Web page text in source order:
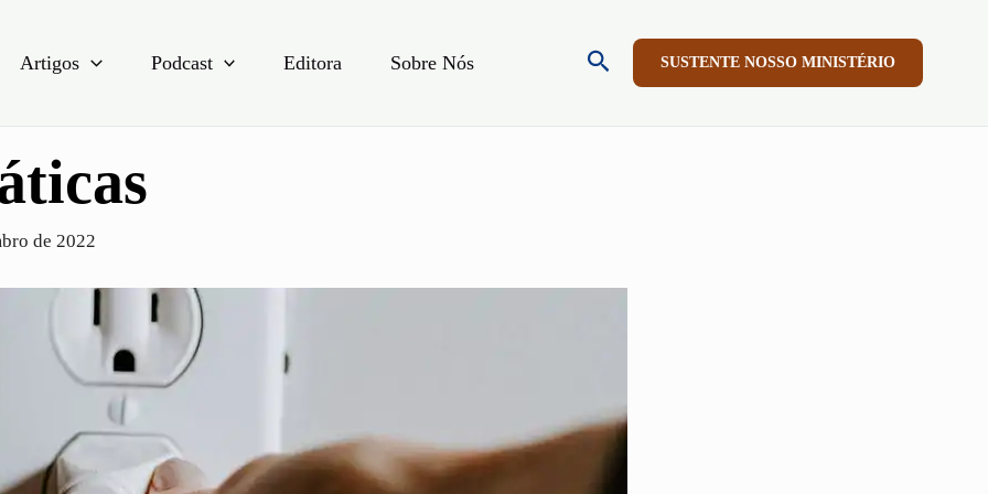
Artigos Podcast Editora Sobre Nós PesquisarSUSTENTE NOSSO MINISTÉRIO
de 2022